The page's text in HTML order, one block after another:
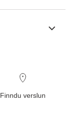
Finndu verslun